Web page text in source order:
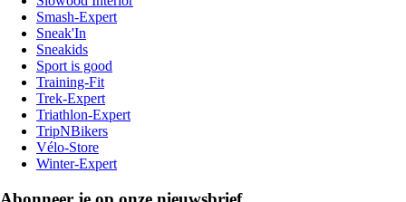
Smash-Expert
Sneak'In
Sneakids
Sport is good
Training-Fit
Trek-Expert
Triathlon-Expert
TripNBikers
Vélo-Store
Winter-Expert